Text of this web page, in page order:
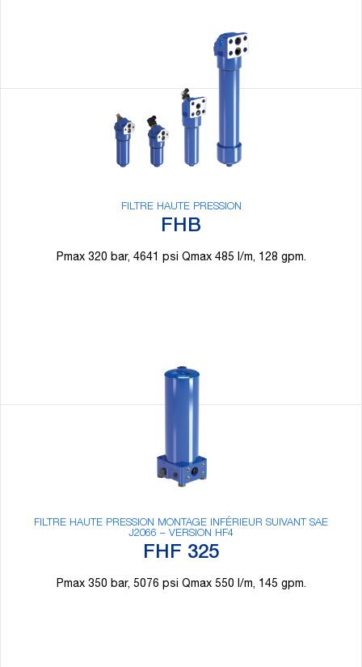
FILTRE HAUTE PRESSION MONTAGE INFÉRIEUR SUIVANT SAE
J2066 – VERSION HF4
FHF 325
Pmax 350 bar, 5076 psi Qmax 550 l/m, 145 gpm.
FILTRE HAUTE PRESSION
FHB
Pmax 320 bar, 4641 psi Qmax 485 l/m, 128 gpm.